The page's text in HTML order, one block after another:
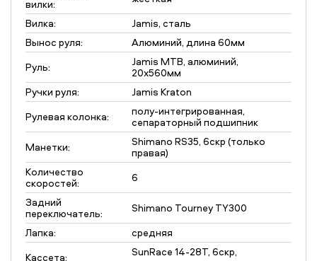
вилки:
Вилка:
Jamis, cталь
Вынос руля:
Алюминий, длина 60мм
Руль:
Jamis MTB, алюминий,
20x560мм
Ручки руля:
Jamis Kraton
Рулевая колонка:
полу-интегрированная,
сепараторный подшипник
Манетки:
Shimano RS35, 6скр (только
правая)
Количество
скоростей:
6
Задний
переключатель:
Shimano Tourney TY300
Лапка:
средняя
Кассета:
SunRace 14-28T, 6скр,